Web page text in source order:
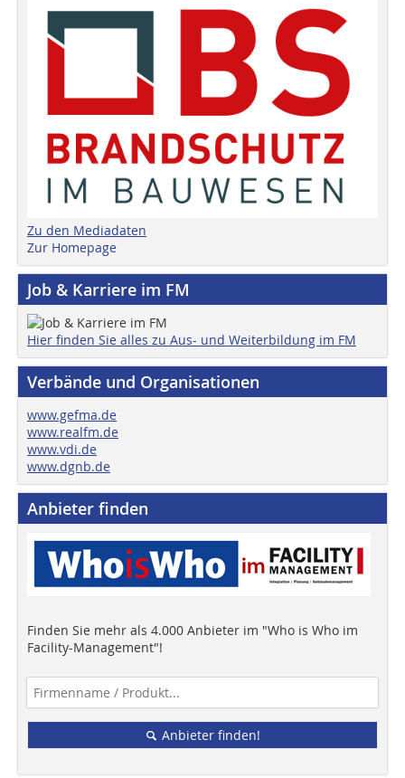
Zu den Mediadaten
Zur Homepage
Job & Karriere im FM
Hier finden Sie alles zu Aus- und Weiterbildung im FM
Verbände und Organisationen
www.gefma.de
www.realfm.de
www.vdi.de
www.dgnb.de
Anbieter finden
Finden Sie mehr als 4.000 Anbieter im "Who is Who im
Facility-Management"!
Anbieter finden!